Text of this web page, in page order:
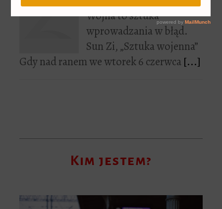
Wojna to sztuka
wprowadzania w błąd.
Sun Zi, „Sztuka wojenna”
Gdy nad ranem we wtorek 6 czerwca[...]
Kim jestem?